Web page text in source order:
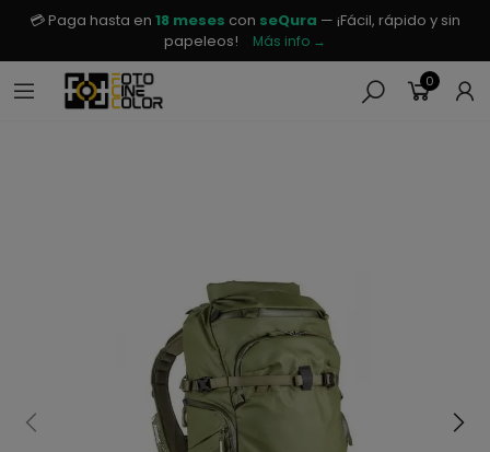
💳 Paga hasta en 18 meses con seQura — ¡Fácil, rápido y sin
papeleos!
Más info →
0